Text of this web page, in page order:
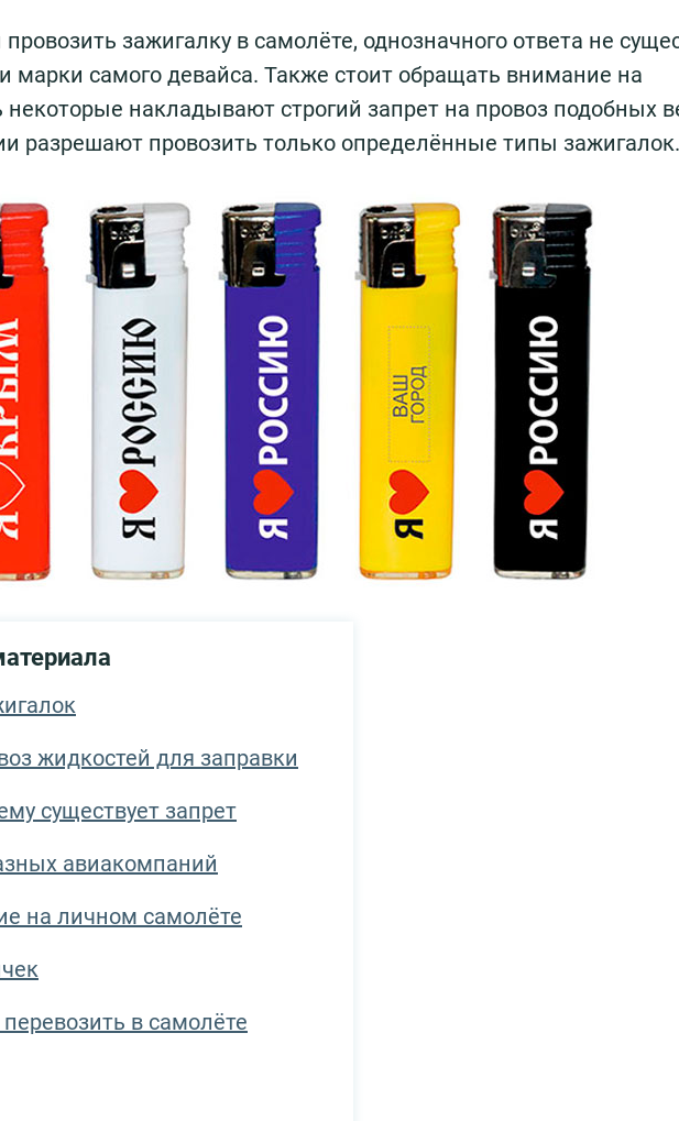
зажигалку в самолёте, однозначного ответа не
марки самого девайса. Также стоит обращать внимание на
накладывают строгий запрет на провоз подобных
разрешают провозить только определённые типы зажигалок.
жидкостей для заправки
существует запрет
авиакомпаний
на личном самолёте
в самолёте